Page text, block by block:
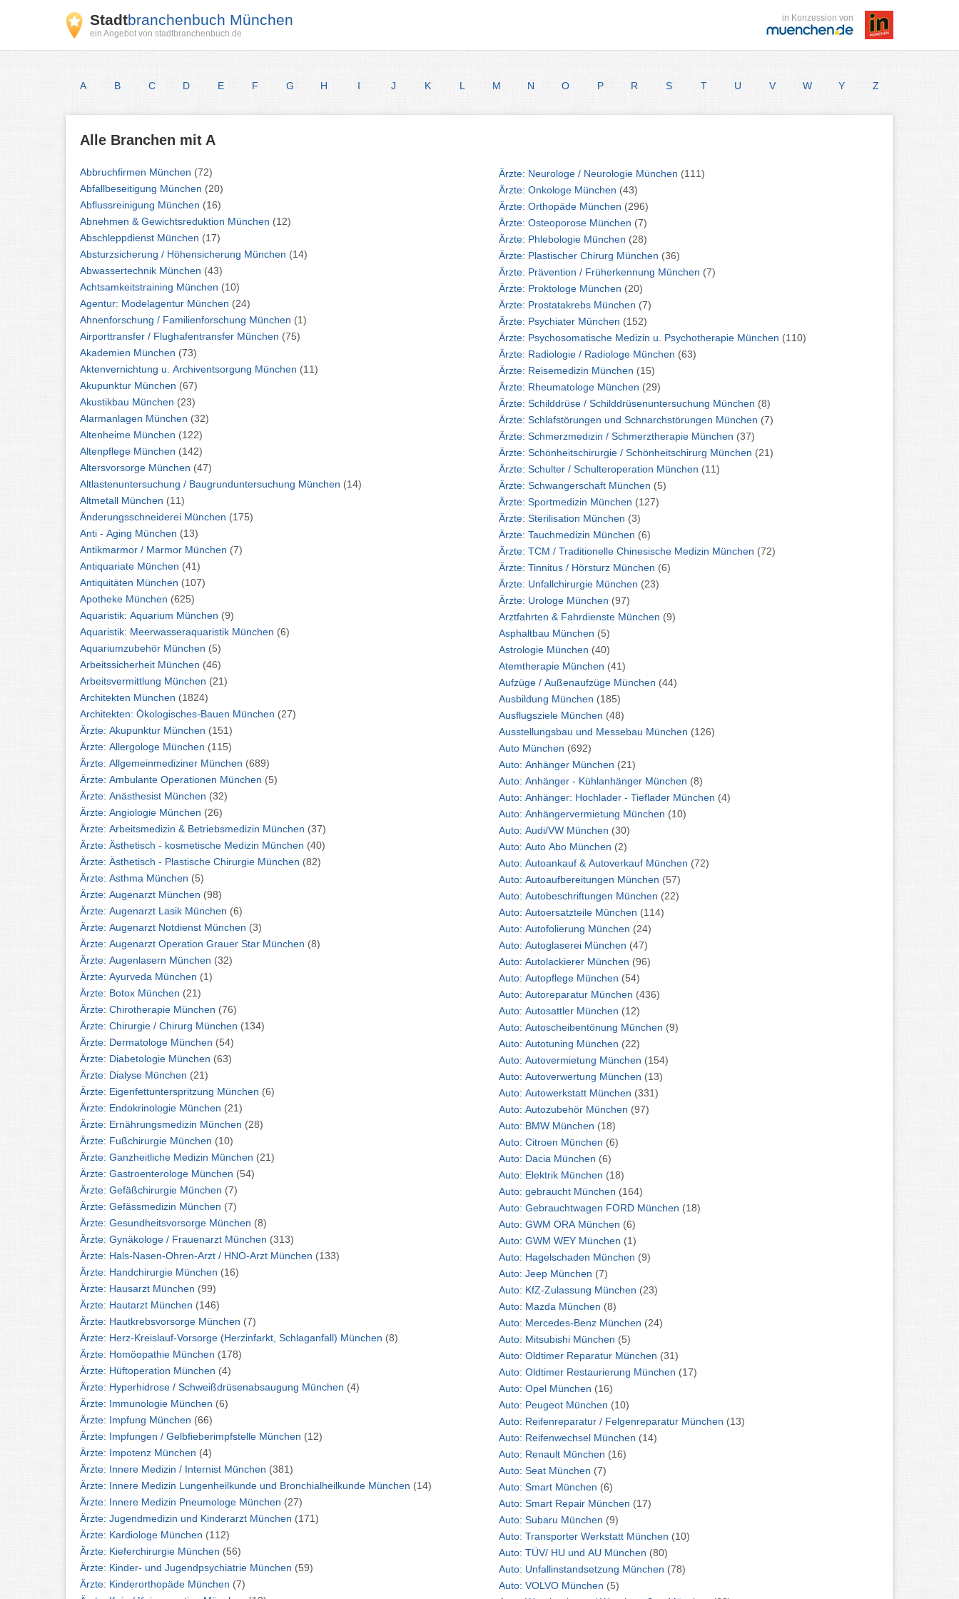
Stadtbranchenbuch München
ein Angebot von stadtbranchenbuch.de
in Konzession von
A B C D E F G H I J K L M N O P R S T U V W Y Z
Alle Branchen mit A
Abbruchfirmen München (72)
Abfallbeseitigung München (20)
Abflussreinigung München (16)
Abnehmen & Gewichtsreduktion München (12)
Abschleppdienst München (17)
Absturzsicherung / Höhensicherung München (14)
Abwassertechnik München (43)
Achtsamkeitstraining München (10)
Agentur: Modelagentur München (24)
Ahnenforschung / Familienforschung München (1)
Airporttransfer / Flughafentransfer München (75)
Akademien München (73)
Aktenvernichtung u. Archiventsorgung München (11)
Akupunktur München (67)
Akustikbau München (23)
Alarmanlagen München (32)
Altenheime München (122)
Altenpflege München (142)
Altersvorsorge München (47)
Altlastenuntersuchung / Baugrunduntersuchung München (14)
Altmetall München (11)
Änderungsschneiderei München (175)
Anti - Aging München (13)
Antikmarmor / Marmor München (7)
Antiquariate München (41)
Antiquitäten München (107)
Apotheke München (625)
Aquaristik: Aquarium München (9)
Aquaristik: Meerwasseraquaristik München (6)
Aquariumzubehör München (5)
Arbeitssicherheit München (46)
Arbeitsvermittlung München (21)
Architekten München (1824)
Architekten: Ökologisches-Bauen München (27)
Ärzte: Akupunktur München (151)
Ärzte: Allergologe München (115)
Ärzte: Allgemeinmediziner München (689)
Ärzte: Ambulante Operationen München (5)
Ärzte: Anästhesist München (32)
Ärzte: Angiologie München (26)
Ärzte: Arbeitsmedizin & Betriebsmedizin München (37)
Ärzte: Ästhetisch - kosmetische Medizin München (40)
Ärzte: Ästhetisch - Plastische Chirurgie München (82)
Ärzte: Asthma München (5)
Ärzte: Augenarzt München (98)
Ärzte: Augenarzt Lasik München (6)
Ärzte: Augenarzt Notdienst München (3)
Ärzte: Augenarzt Operation Grauer Star München (8)
Ärzte: Augenlasern München (32)
Ärzte: Ayurveda München (1)
Ärzte: Botox München (21)
Ärzte: Chirotherapie München (76)
Ärzte: Chirurgie / Chirurg München (134)
Ärzte: Dermatologe München (54)
Ärzte: Diabetologie München (63)
Ärzte: Dialyse München (21)
Ärzte: Eigenfettunterspritzung München (6)
Ärzte: Endokrinologie München (21)
Ärzte: Ernährungsmedizin München (28)
Ärzte: Fußchirurgie München (10)
Ärzte: Ganzheitliche Medizin München (21)
Ärzte: Gastroenterologe München (54)
Ärzte: Gefäßchirurgie München (7)
Ärzte: Gefässmedizin München (7)
Ärzte: Gesundheitsvorsorge München (8)
Ärzte: Gynäkologe / Frauenarzt München (313)
Ärzte: Hals-Nasen-Ohren-Arzt / HNO-Arzt München (133)
Ärzte: Handchirurgie München (16)
Ärzte: Hausarzt München (99)
Ärzte: Hautarzt München (146)
Ärzte: Hautkrebsvorsorge München (7)
Ärzte: Herz-Kreislauf-Vorsorge (Herzinfarkt, Schlaganfall) München (8)
Ärzte: Homöopathie München (178)
Ärzte: Hüftoperation München (4)
Ärzte: Hyperhidrose / Schweißdrüsenabsaugung München (4)
Ärzte: Immunologie München (6)
Ärzte: Impfung München (66)
Ärzte: Impfungen / Gelbfieberimpfstelle München (12)
Ärzte: Impotenz München (4)
Ärzte: Innere Medizin / Internist München (381)
Ärzte: Innere Medizin Lungenheilkunde und Bronchialheilkunde München (14)
Ärzte: Innere Medizin Pneumologe München (27)
Ärzte: Jugendmedizin und Kinderarzt München (171)
Ärzte: Kardiologe München (112)
Ärzte: Kieferchirurgie München (56)
Ärzte: Kinder- und Jugendpsychiatrie München (59)
Ärzte: Kinderorthopäde München (7)
Ärzte: Neurologe / Neurologie München (111)
Ärzte: Onkologe München (43)
Ärzte: Orthopäde München (296)
Ärzte: Osteoporose München (7)
Ärzte: Phlebologie München (28)
Ärzte: Plastischer Chirurg München (36)
Ärzte: Prävention / Früherkennung München (7)
Ärzte: Proktologe München (20)
Ärzte: Prostatakrebs München (7)
Ärzte: Psychiater München (152)
Ärzte: Psychosomatische Medizin u. Psychotherapie München (110)
Ärzte: Radiologie / Radiologe München (63)
Ärzte: Reisemedizin München (15)
Ärzte: Rheumatologe München (29)
Ärzte: Schilddrüse / Schilddrüsenuntersuchung München (8)
Ärzte: Schlafstörungen und Schnarchstörungen München (7)
Ärzte: Schmerzmedizin / Schmerztherapie München (37)
Ärzte: Schönheitschirurgie / Schönheitschirurg München (21)
Ärzte: Schulter / Schulteroperation München (11)
Ärzte: Schwangerschaft München (5)
Ärzte: Sportmedizin München (127)
Ärzte: Sterilisation München (3)
Ärzte: Tauchmedizin München (6)
Ärzte: TCM / Traditionelle Chinesische Medizin München (72)
Ärzte: Tinnitus / Hörsturz München (6)
Ärzte: Unfallchirurgie München (23)
Ärzte: Urologe München (97)
Arztfahrten & Fahrdienste München (9)
Asphaltbau München (5)
Astrologie München (40)
Atemtherapie München (41)
Aufzüge / Außenaufzüge München (44)
Ausbildung München (185)
Ausflugsziele München (48)
Ausstellungsbau und Messebau München (126)
Auto München (692)
Auto: Anhänger München (21)
Auto: Anhänger - Kühlanhänger München (8)
Auto: Anhänger: Hochlader - Tieflader München (4)
Auto: Anhängervermietung München (10)
Auto: Audi/VW München (30)
Auto: Auto Abo München (2)
Auto: Autoankauf & Autoverkauf München (72)
Auto: Autoaufbereitungen München (57)
Auto: Autobeschriftungen München (22)
Auto: Autoersatzteile München (114)
Auto: Autofolierung München (24)
Auto: Autoglaserei München (47)
Auto: Autolackierer München (96)
Auto: Autopflege München (54)
Auto: Autoreparatur München (436)
Auto: Autosattler München (12)
Auto: Autoscheibentönung München (9)
Auto: Autotuning München (22)
Auto: Autovermietung München (154)
Auto: Autoverwertung München (13)
Auto: Autowerkstatt München (331)
Auto: Autozubehör München (97)
Auto: BMW München (18)
Auto: Citroen München (6)
Auto: Dacia München (6)
Auto: Elektrik München (18)
Auto: gebraucht München (164)
Auto: Gebrauchtwagen FORD München (18)
Auto: GWM ORA München (6)
Auto: GWM WEY München (1)
Auto: Hagelschaden München (9)
Auto: Jeep München (7)
Auto: KfZ-Zulassung München (23)
Auto: Mazda München (8)
Auto: Mercedes-Benz München (24)
Auto: Mitsubishi München (5)
Auto: Oldtimer Reparatur München (31)
Auto: Oldtimer Restaurierung München (17)
Auto: Opel München (16)
Auto: Peugeot München (10)
Auto: Reifenreparatur / Felgenreparatur München (13)
Auto: Reifenwechsel München (14)
Auto: Renault München (16)
Auto: Seat München (7)
Auto: Smart München (6)
Auto: Smart Repair München (17)
Auto: Subaru München (9)
Auto: Transporter Werkstatt München (10)
Auto: TÜV/ HU und AU München (80)
Auto: Unfallinstandsetzung München (78)
Auto: VOLVO München (5)